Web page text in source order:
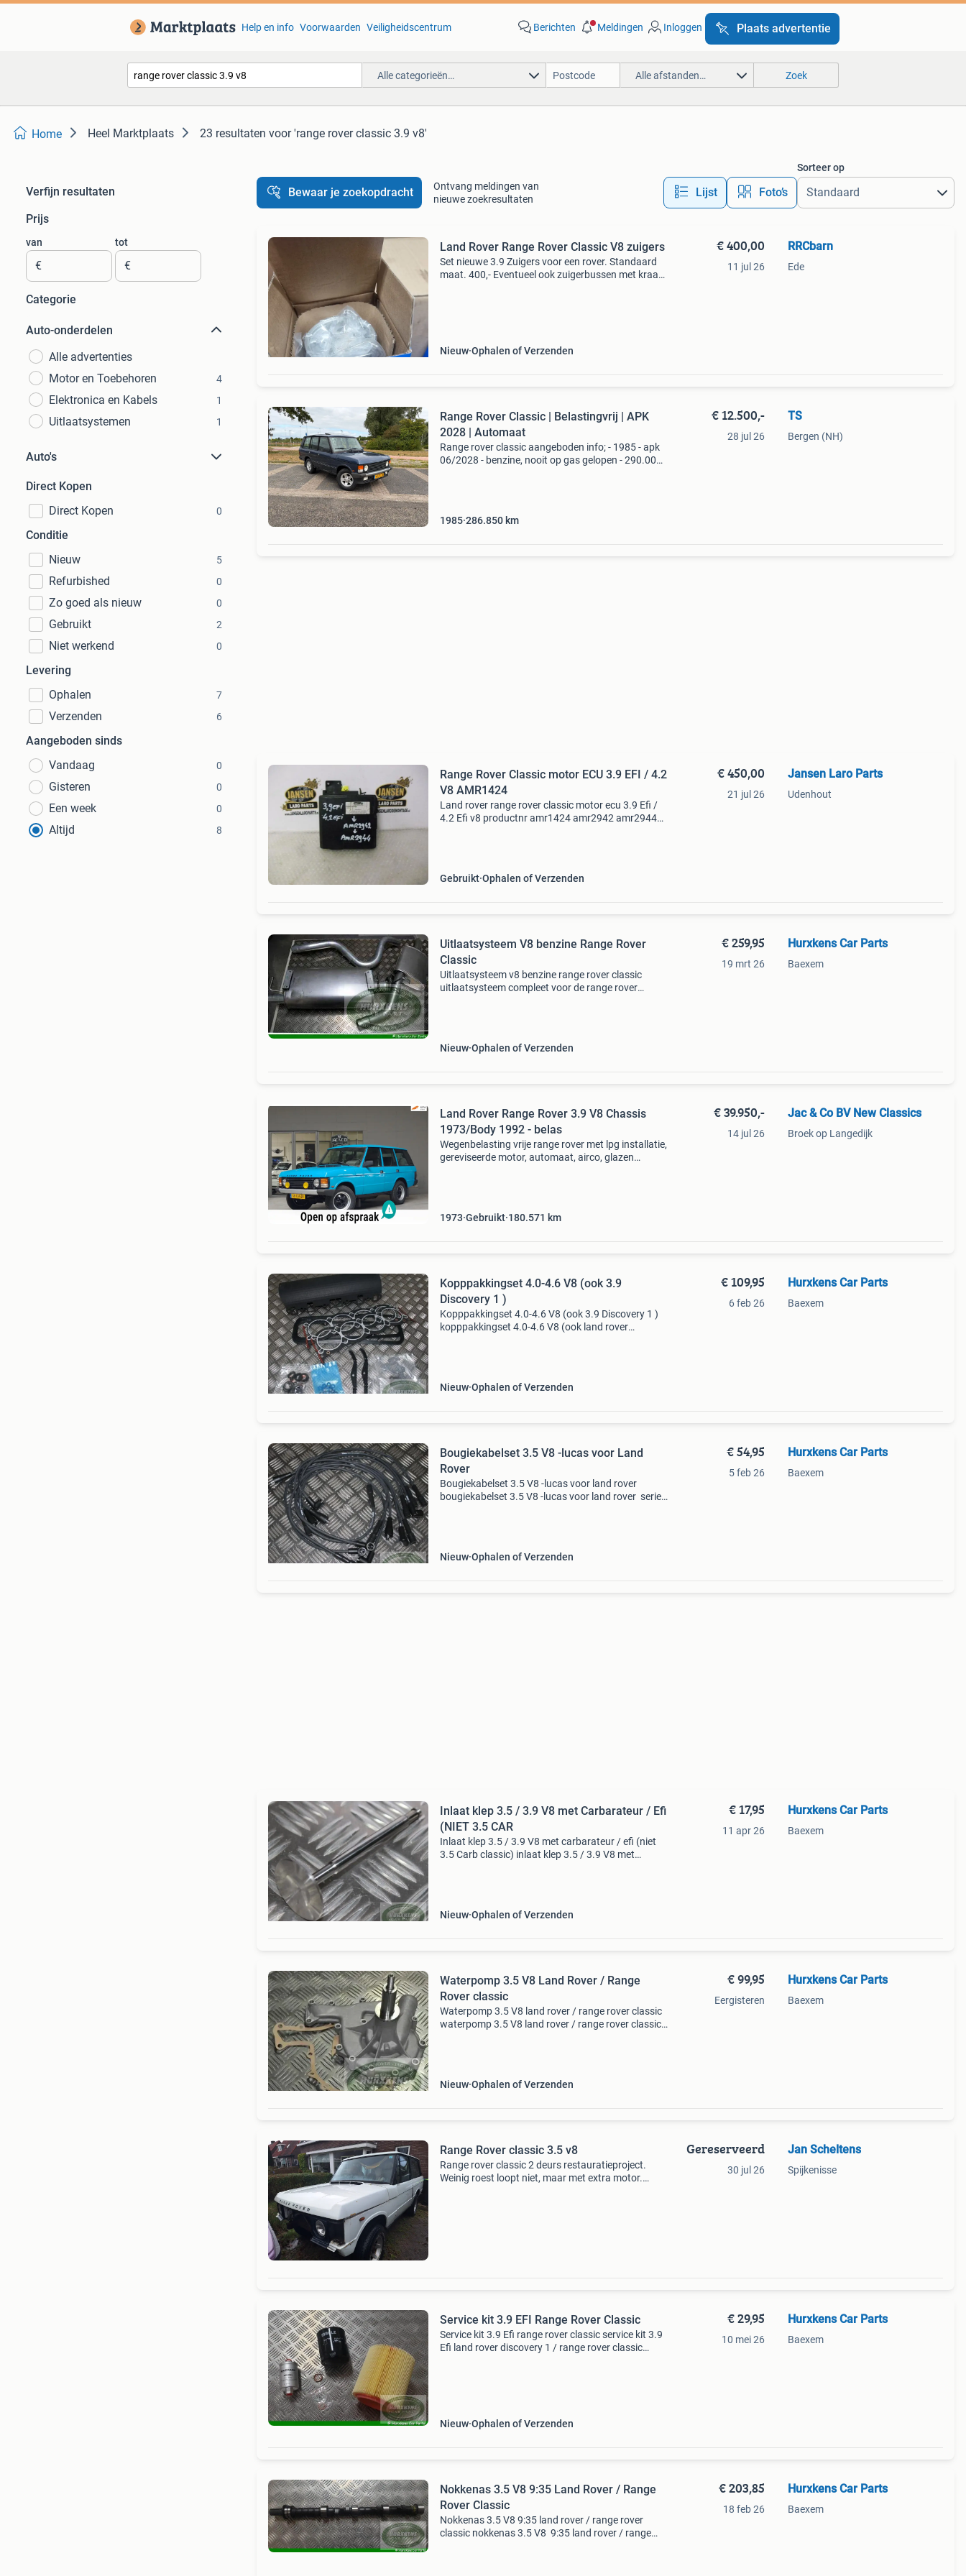
Help en info Voorwaarden Veiligheidscentrum Berichten Meldingen Inloggen Plaats advertentie
Alle categorieën… Alle afstanden… Zoek
Home Heel Marktplaats 23 resultaten voor 'range rover classic 3.9 v8'
Verfijn resultaten
Prijs
van
€
tot
€
Categorie
Auto-onderdelen
Alle advertenties
Motor en Toebehoren
4
Elektronica en Kabels 1
Uitlaatsystemen 1
Auto's
Direct Kopen
Direct Kopen
0
Conditie
Nieuw
5
Refurbished 0
Zo goed als nieuw 0
Gebruikt 2
Niet werkend 0
Levering
Ophalen
7
Verzenden 6
Aangeboden sinds
Vandaag
0
Gisteren 0
Een week 0
Altijd 8
Bewaar je zoekopdracht
Ontvang meldingen van
nieuwe zoekresultaten
Lijst Foto’s
Sorteer op
Land Rover Range Rover Classic V8 zuigers
Set nieuwe 3.9 Zuigers voor een rover. Standaard
maat. 400,- Eventueel ook zuigerbussen met kraag
Nieuw Ophalen of Verzenden
€ 400,00
11 jul 26
RRCbarn
Ede
Range Rover Classic | Belastingvrij | APK
2028 | Automaat
Range rover classic aangeboden info; - 1985 - apk
06/2028 - benzine, nooit op gas gelopen - 290.000
1985 286.850 km
€ 12.500,-
28 jul 26
TS
Bergen (NH)
Range Rover Classic motor ECU 3.9 EFI / 4.2
V8 AMR1424
Land rover range rover classic motor ecu 3.9 Efi /
4.2 Efi v8 productnr amr1424 amr2942 amr2944
Gebruikt Ophalen of Verzenden
€ 450,00
21 jul 26
Jansen Laro Parts
Udenhout
Uitlaatsysteem V8 benzine Range Rover
Classic
Uitlaatsysteem v8 benzine range rover classic
uitlaatsysteem compleet voor de range rover
Nieuw Ophalen of Verzenden
€ 259,95
19 mrt 26
Hurxkens Car Parts
Baexem
Land Rover Range Rover 3.9 V8 Chassis
1973/Body 1992 - belas
Wegenbelasting vrije range rover met lpg installatie,
gereviseerde motor, automaat, airco, glazen
1973 Gebruikt 180.571 km
€ 39.950,-
14 jul 26
Jac & Co BV New Classics
Broek op Langedijk
Kopppakkingset 4.0-4.6 V8 (ook 3.9
Discovery 1 )
Kopppakkingset 4.0-4.6 V8 (ook 3.9 Discovery 1 )
kopppakkingset 4.0-4.6 V8 (ook land rover
Nieuw Ophalen of Verzenden
€ 109,95
6 feb 26
Hurxkens Car Parts
Baexem
Bougiekabelset 3.5 V8 -lucas voor Land
Rover
Bougiekabelset 3.5 V8 -lucas voor land rover
bougiekabelset 3.5 V8 -lucas voor land rover series
Nieuw Ophalen of Verzenden
€ 54,95
5 feb 26
Hurxkens Car Parts
Baexem
Inlaat klep 3.5 / 3.9 V8 met Carbarateur / Efi
(NIET 3.5 CAR
Inlaat klep 3.5 / 3.9 V8 met carbarateur / efi (niet
3.5 Carb classic) inlaat klep 3.5 / 3.9 V8 met
Nieuw Ophalen of Verzenden
€ 17,95
11 apr 26
Hurxkens Car Parts
Baexem
Waterpomp 3.5 V8 Land Rover / Range
Rover classic
Waterpomp 3.5 V8 land rover / range rover classic
waterpomp 3.5 V8 land rover / range rover classic
Nieuw Ophalen of Verzenden
€ 99,95
Eergisteren
Hurxkens Car Parts
Baexem
Range Rover classic 3.5 v8
Range rover classic 2 deurs restauratieproject.
Weinig roest loopt niet, maar met extra motor.
Gereserveerd
30 jul 26
Jan Scheltens
Spijkenisse
Service kit 3.9 EFI Range Rover Classic
Service kit 3.9 Efi range rover classic service kit 3.9
Efi land rover discovery 1 / range rover classic
Nieuw Ophalen of Verzenden
€ 29,95
10 mei 26
Hurxkens Car Parts
Baexem
Nokkenas 3.5 V8 9:35 Land Rover / Range
Rover Classic
Nokkenas 3.5 V8 9:35 land rover / range rover
classic nokkenas 3.5 V8 9:35 land rover / range
€ 203,85
18 feb 26
Hurxkens Car Parts
Baexem